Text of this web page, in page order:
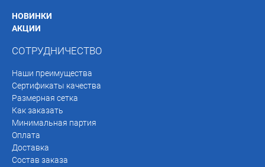
НОВИНКИ
АКЦИИ
СОТРУДНИЧЕСТВО
Наши преимущества
Сертификаты качества
Размерная сетка
Как заказать
Минимальная партия
Оплата
Доставка
Состав заказа